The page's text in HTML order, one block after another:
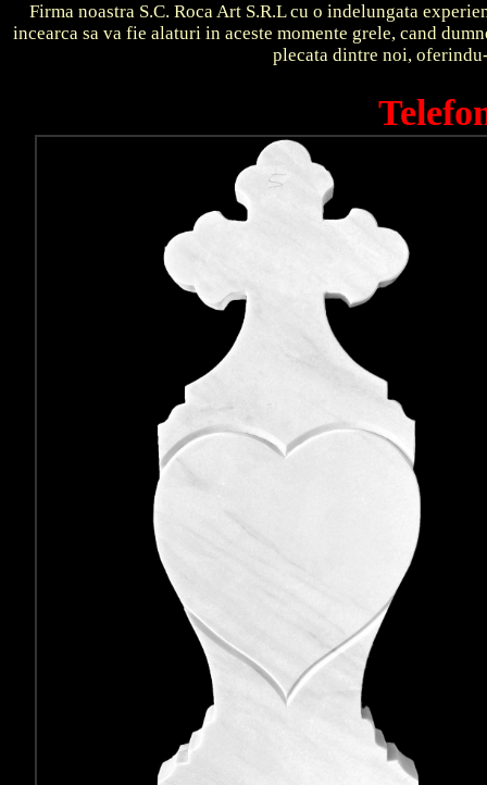
Firma noastra S.C. Roca Art S.R.L cu o indelungata
incearca sa va fie alaturi in aceste momente grele, cand
plecata dintre noi,